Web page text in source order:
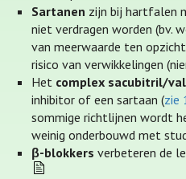
Sartanen zijn bij hartfalen
niet verdragen worden (bv.
van meerwaarde ten
risico van verwikkelingen
Het complex sacubitril/
inhibitor of een sartaan (zie
sommige richtlijnen wordt
weinig onderbouwd met
β-blokkers verbeteren de